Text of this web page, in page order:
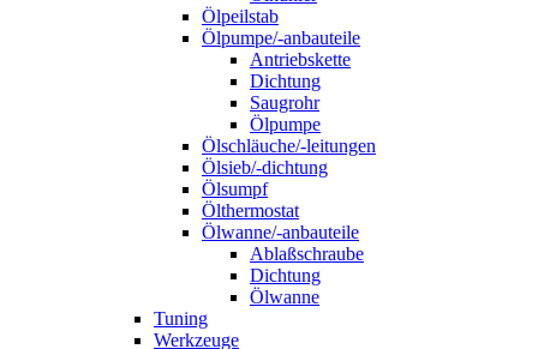
Ölpeilstab
Ölpumpe/-anbauteile
Antriebskette
Dichtung
Saugrohr
Ölpumpe
Ölschläuche/-leitungen
Ölsieb/-dichtung
Ölsumpf
Ölthermostat
Ölwanne/-anbauteile
Ablaßschraube
Dichtung
Ölwanne
Tuning
Werkzeuge